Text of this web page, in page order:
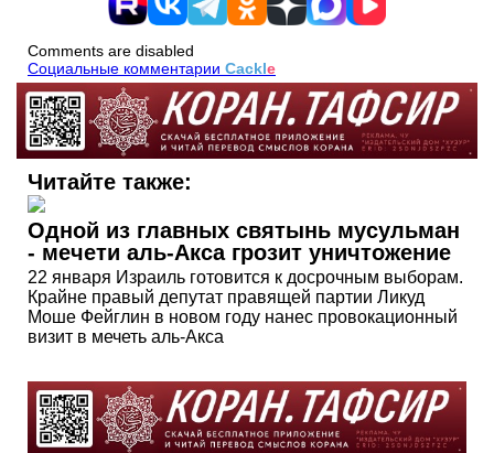
Comments are disabled
Социальные комментарии Cackle
Читайте также:
Одной из главных святынь мусульман
- мечети аль-Акса грозит уничтожение
22 января Израиль готовится к досрочным выборам.
Крайне правый депутат правящей партии Ликуд
Моше Фейглин в новом году нанес провокационный
визит в мечеть аль-Акса